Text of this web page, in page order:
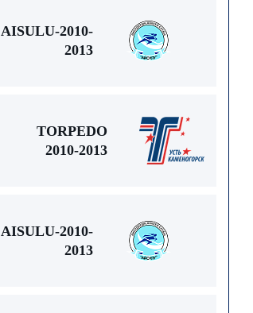
AISULU-2010-
2013
TORPEDO
2010-2013
AISULU-2010-
2013